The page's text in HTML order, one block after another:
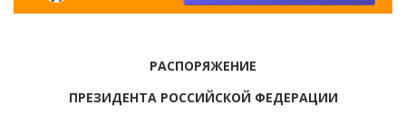
РАСПОРЯЖЕНИЕ
ПРЕЗИДЕНТА РОССИЙСКОЙ ФЕДЕРАЦИИ